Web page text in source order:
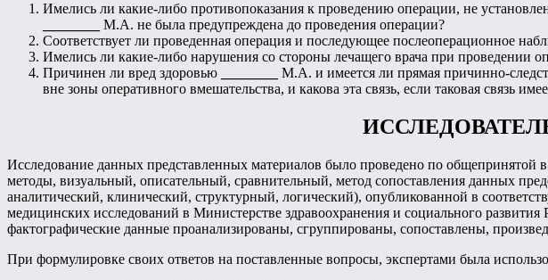
Имелись ли какие-либо противопоказания к проведению операции, не
М.А. не была предупреждена до проведения операции?
Соответствует ли проведенная операция и последующее послеоперационное
Имелись ли какие-либо нарушения со стороны лечащего врача при проведении
Причинен ли вред здоровью
М.А. и имеется ли прямая причинно-
вне зоны оперативного вмешательства, и какова эта связь, если таковая связь
Исследование данных представленных материалов было проведено по общепринятой
методы, визуальный, описательный, сравнительный, метод сопоставления данных
аналитический, клинический, структурный, логический), опубликованной в
медицинских исследований в Министерстве здравоохранения и социального
фактографические данные проанализированы, сгруппированы, сопоставлены,
При формулировке своих ответов на поставленные вопросы, экспертами была